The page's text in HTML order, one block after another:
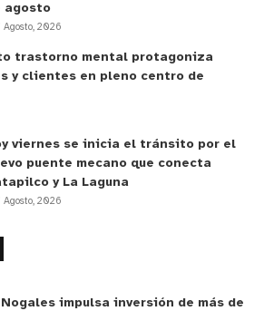
agosto
Agosto, 2026
trastorno mental protagoniza
y clientes en pleno centro de
viernes se inicia el tránsito por el
puente mecano que conecta
y La Laguna
Agosto, 2026
impulsa inversión de más de